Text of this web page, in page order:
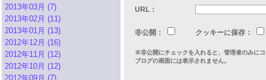
2013年03月 (7)
2013年02月 (11)
2013年01月 (13)
2012年12月 (16)
2012年11月 (12)
2012年10月 (12)
2012年09月 (7)
URL：
非公開： クッキーに保存：
※非公開にチェックを入れると、管理者のみに
ブログの画面には表示されません。